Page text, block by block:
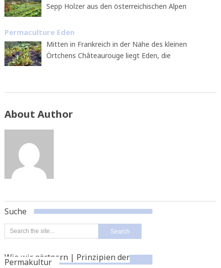
Sepp Holzer aus den österreichischen Alpen
Permaculture Eden
Mitten in Frankreich in der Nähe des kleinen
Örtchens Châteaurouge liegt Eden, die
About Author
Suche
Wie wir gärtnern | Prinzipien der
Permakultur